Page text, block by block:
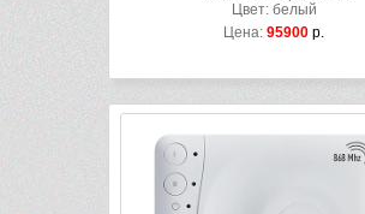
Цвет: белый
Цена: 95900 р.